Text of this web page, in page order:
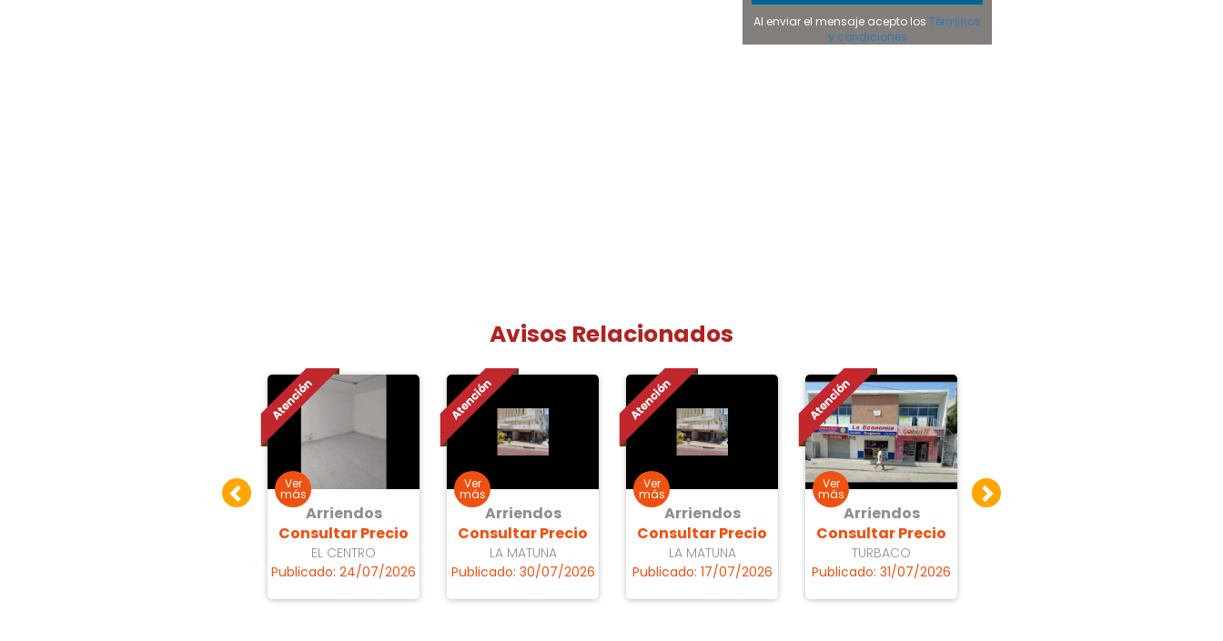
Al enviar el mensaje acepto losTérminos
y condiciones
Avisos Relacionados
Arriendos
Consultar Precio
EL CENTRO
Publicado: 24/07/2026
Arriendos
Consultar Precio
LA MATUNA
Publicado: 30/07/2026
Arriendos
Consultar Precio
LA MATUNA
Publicado: 17/07/2026
Arriendos
Consultar Precio
TURBACO
Publicado: 31/07/2026